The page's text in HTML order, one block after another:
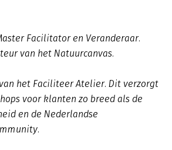
Facilitator en Veranderaar.
van het Natuurcanvas.
het Faciliteer Atelier. Dit verzorgt
voor klanten zo breed als de
en de Nederlandse